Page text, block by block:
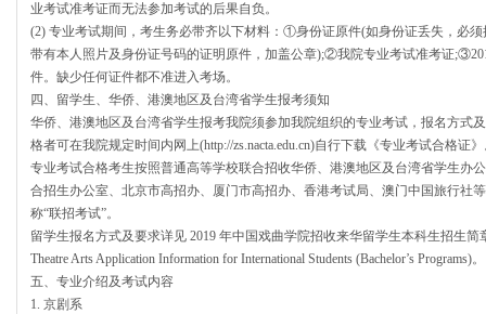
业考试准考证而无法参加考试的后果自负。
(2) 专业考试期间，考生务必带齐以下材料：①身份证原件(如身份证丢失，必
带有本人照片及身份证号码的证明原件，加盖公章);②我院专业考试准考证
件。缺少任何证件都不准进入考场。
四、留学生、华侨、港澳地区及台湾省学生报考须知
华侨、港澳地区及台湾省学生报考我院须参加我院组织的专业考试，报名方式
格者可在我院规定时间内网上(http://zs.nacta.edu.cn)自行下载《专业考试合格证
专业考试合格考生按照普通高等学校联合招收华侨、港澳地区及台湾省学生办
合招生办公室、北京市高招办、厦门市高招办、香港考试局、澳门中国旅行社
称“联招考试”。
留学生报名方式及要求详见 2019 年中国戏曲学院招收来华留学生本科生招生简章
Theatre Arts Application Information for International Students (Bachelor’s Programs)。
五、专业介绍及考试内容
1. 京剧系